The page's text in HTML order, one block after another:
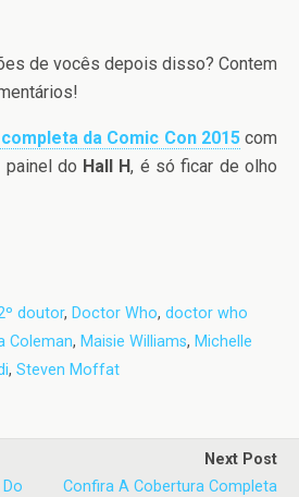
de vocês depois disso? Contem
da Comic Con 2015com
painel do Hall H, é só ficar de olho
doutor, Doctor Who, doctor who
Coleman, Maisie Williams, Michelle
, Steven Moffat
Next Post
Confira A Cobertura Completa